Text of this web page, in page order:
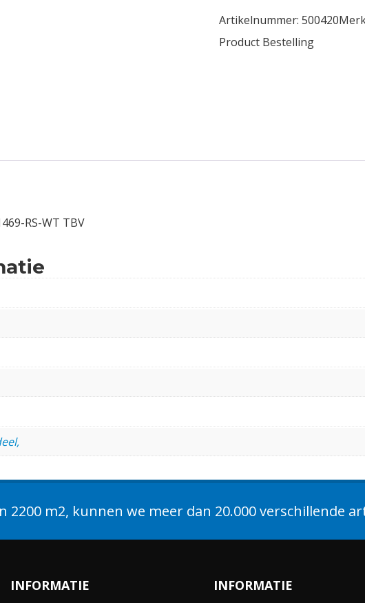
Artikelnummer: 500420
Product Bestelling
RS-WT TBV
2200 m2, kunnen we meer dan 20.000 verschillende
INFORMATIE INFORMATIE